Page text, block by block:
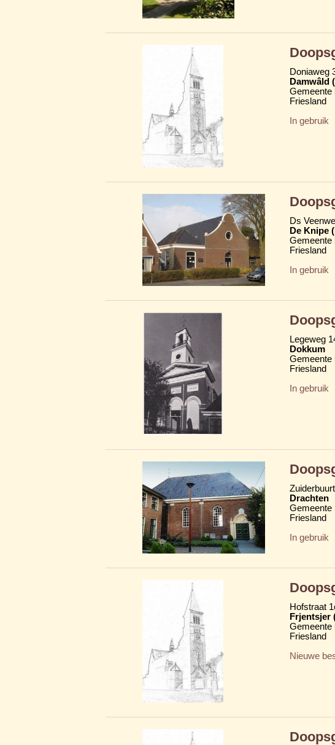
Doniaweg
Damwâld
Gemeente
Friesland
In gebruik
Ds
De Knipe
Gemeente
Friesland
In gebruik
Legeweg
Dokkum
Gemeente
Friesland
In gebruik
Drachten
Gemeente
Friesland
In gebruik
Hofstraat
Frjentsjer
Gemeente
Friesland
Nieuwe